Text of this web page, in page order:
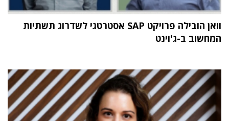
וואן הובילה פרויקט SAP אסטרטגי לשדרוג תשתיות
המחשוב ב-ג'וינט